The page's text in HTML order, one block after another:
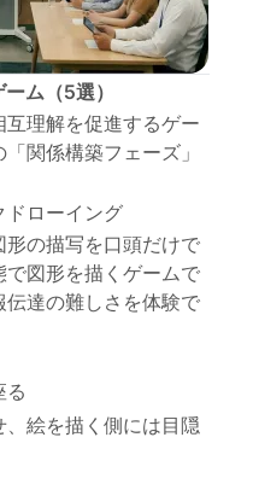
ム（5選）
互理解を促進するゲー
関係構築フェーズ」
ローイング
形の描写を口頭だけで
図形を描くゲームで
達の難しさを体験で
る
絵を描く側には目隠